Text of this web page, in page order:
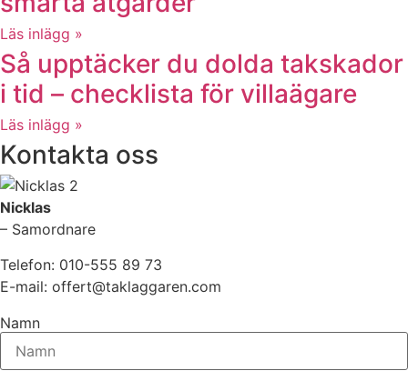
Läs inlägg »
Så upptäcker du dolda takskador
i tid – checklista för villaägare
Läs inlägg »
Kontakta oss
Nicklas
– Samordnare
Telefon: 010-555 89 73
E-mail: offert@taklaggaren.com
Namn